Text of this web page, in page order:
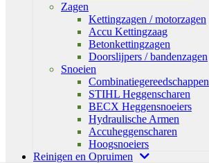
Zagen
Kettingzagen / motorzagen
Accu Kettingzaag
Betonkettingzagen
Doorslijpers / bandenzagen
Snoeien
Combinatiegereedschappen
STIHL Heggenscharen
BECX Heggensnoeiers
Hydraulische Armen
Accuheggenscharen
Hoogsnoeiers
Reinigen en Opruimen